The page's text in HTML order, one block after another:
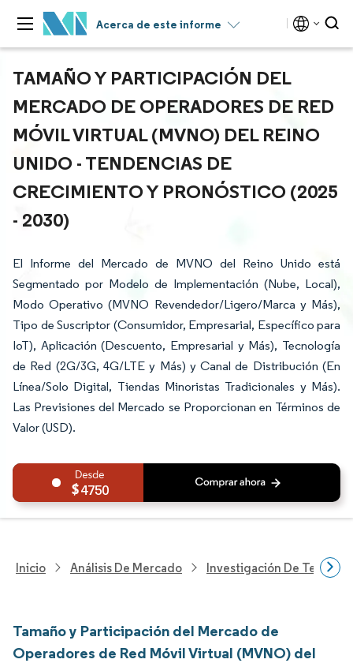
Acerca de este informe
TAMAÑO Y PARTICIPACIÓN DEL
MERCADO DE OPERADORES DE RED
MÓVIL VIRTUAL (MVNO) DEL REINO
UNIDO - TENDENCIAS DE
CRECIMIENTO Y PRONÓSTICO (2025
- 2030)
El Informe del Mercado de MVNO del Reino Unido está
Segmentado por Modelo de Implementación (Nube, Local),
Modo Operativo (MVNO Revendedor/Ligero/Marca y Más),
Tipo de Suscriptor (Consumidor, Empresarial, Específico para
IoT), Aplicación (Descuento, Empresarial y Más), Tecnología
de Red (2G/3G, 4G/LTE y Más) y Canal de Distribución (En
Línea/Solo Digital, Tiendas Minoristas Tradicionales y Más).
Las Previsiones del Mercado se Proporcionan en Términos de
Valor (USD).
4750
Inicio Análisis De Mercado Investigación De
Tamaño y Participación del Mercado de
Operadores de Red Móvil Virtual (MVNO) del